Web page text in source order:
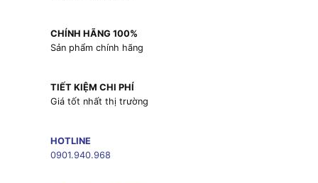
CHÍNH HÃNG 100%
Sản phẩm chính hãng
TIẾT KIỆM CHI PHÍ
Giá tốt nhất thị trường
HOTLINE
0901.940.968